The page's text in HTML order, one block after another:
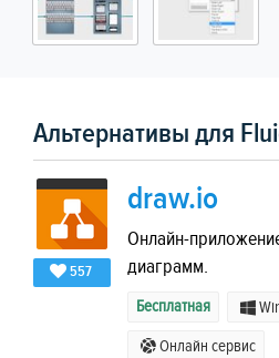
Альтернативы для
557
draw.io
Онлайн-
диаграмм.
Бесплатная
Онлайн сервис